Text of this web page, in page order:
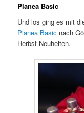
Planea Basic
Und los ging es mit
Planea Basic nach
Herbst Neuheiten.